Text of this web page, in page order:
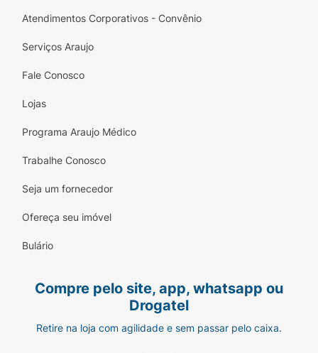
Atendimentos Corporativos - Convênio
Serviços Araujo
Fale Conosco
Lojas
Programa Araujo Médico
Trabalhe Conosco
Seja um fornecedor
Ofereça seu imóvel
Bulário
Compre pelo site, app, whatsapp ou
Drogatel
Retire na loja com agilidade e sem passar pelo caixa.